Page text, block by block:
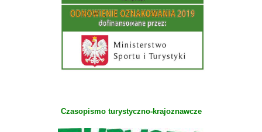
Czasopismo turystyczno-krajoznawcze